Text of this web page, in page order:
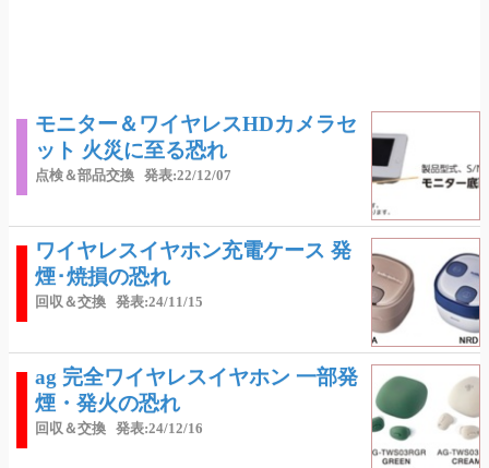
モニター＆ワイヤレスHDカメラセ
ット 火災に至る恐れ
点検＆部品交換 発表:22/12/07
ワイヤレスイヤホン充電ケース 発
煙･焼損の恐れ
回収＆交換 発表:24/11/15
ag 完全ワイヤレスイヤホン 一部発
煙・発火の恐れ
回収＆交換 発表:24/12/16